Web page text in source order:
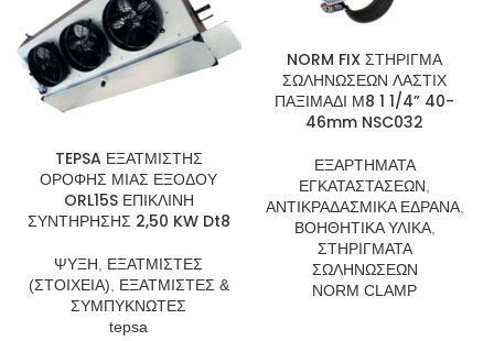
TEPSA ΕΞΑΤΜΙΣΤΗΣ
ΟΡΟΦΗΣ ΜΙΑΣ ΕΞΟΔΟΥ
ORL15S ΕΠΙΚΛΙΝΗ
ΣΥΝΤΗΡΗΣΗΣ 2,50 KW Dt8
ΨΥΞΗ
ΕΞΑΤΜΙΣΤΕΣ
(ΣΤΟΙΧΕΙΑ)
ΕΞΑΤΜΙΣΤΕΣ &
ΣΥΜΠΥΚΝΩΤΕΣ
tepsa
NORM FIX ΣΤΗΡΙΓΜΑ
ΣΩΛΗΝΩΣΕΩΝ ΛΑΣΤΙΧ
ΠΑΞΙΜΑΔΙ Μ8 1 1/4” 40-
46mm NSC032
ΕΞΑΡΤΗΜΑΤΑ
ΕΓΚΑΤΑΣΤΑΣΕΩΝ
ΑΝΤΙΚΡΑΔΑΣΜΙΚΑ ΕΔΡΑΝΑ,
ΒΟΗΘΗΤΙΚΑ ΥΛΙΚΑ,
ΣΤΗΡΙΓΜΑΤΑ
ΣΩΛΗΝΩΣΕΩΝ
NORM CLAMP